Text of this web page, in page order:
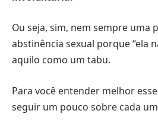
Ou seja, sim, nem sempre uma
abstinência sexual porque “ela
aquilo como um tabu.
Para você entender melhor
seguir um pouco sobre cada